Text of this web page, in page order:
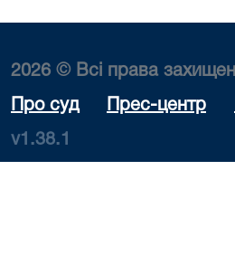
2026 © Всі права захищені
Про суд Прес-центр
v1.38.1